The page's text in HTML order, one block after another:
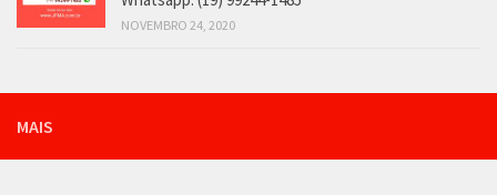
NOVEMBRO 24, 2020
MAIS